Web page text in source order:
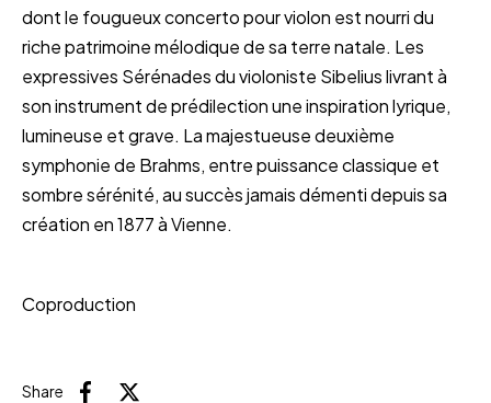
dont le fougueux concerto pour violon est nourri du
riche patrimoine mélodique de sa terre natale. Les
expressives Sérénades du violoniste Sibelius livrant à
son instrument de prédilection une inspiration lyrique,
lumineuse et grave. La majestueuse deuxième
symphonie de Brahms, entre puissance classique et
sombre sérénité, au succès jamais démenti depuis sa
création en 1877 à Vienne.
Coproduction
Share